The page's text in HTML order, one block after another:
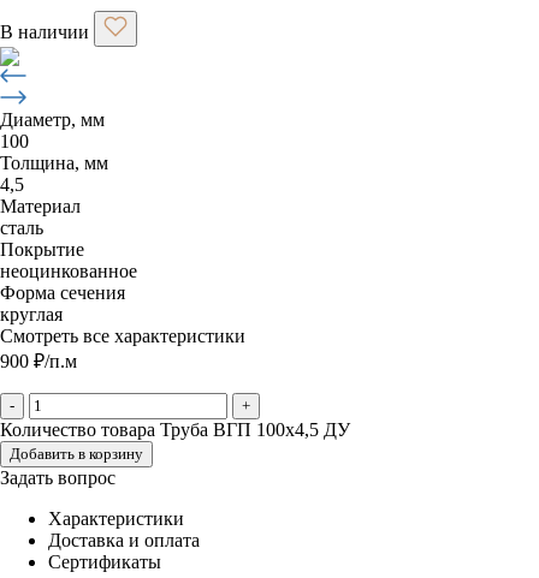
В наличии
Диаметр, мм
100
Толщина, мм
4,5
Материал
сталь
Покрытие
неоцинкованное
Форма сечения
круглая
Смотреть все характеристики
900 ₽/п.м
- +
Количество товара Труба ВГП 100х4,5 ДУ
Добавить в корзину
Задать вопрос
Характеристики
Доставка и оплата
Сертификаты